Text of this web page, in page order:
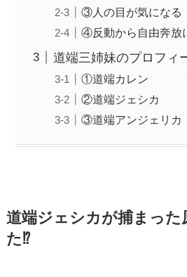
③人の目が気になる
④反動から自由奔放
道端三姉妹のプロフィ
①道端カレン
②道端ジェシカ
③道端アンジェリカ
道端ジェシカが捕まった
た⁉